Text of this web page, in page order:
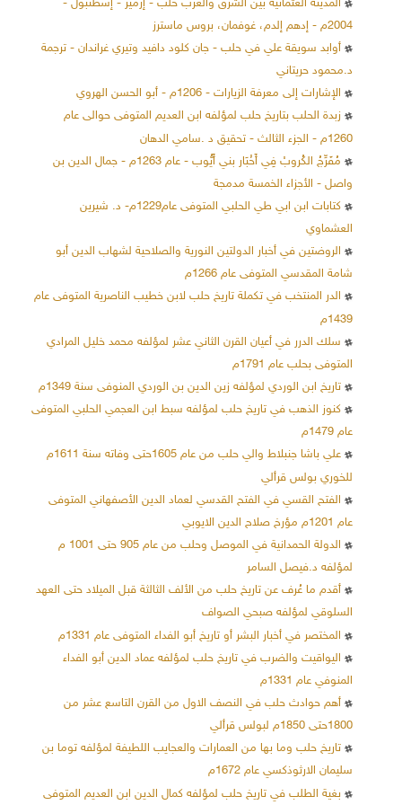
المدينة العثمانية بين الشرق والغرب حلب - إزمير - إسطنبول -
2004م - إدهم إلدم، غوفمان، بروس ماسترز
أوابد سويقة علي في حلب - جان كلود دافيد وتيري غراندان - ترجمة
د.محمود حريتاني
الإشارات إلى معرفة الزيارات - 1206م - أبو الحسن الهروي
زبدة الحلب بتاريخ حلب لمؤلفه ابن العديم المتوفى حوالى عام
1260م - الجزء الثالث - تحقيق د .سامي الدهان
مُفَرِّجُ الكُروبْ فِي أَخْبَار بني أَيُّوب - عام 1263م - جمال الدين بن
واصل - الأجزاء الخمسة مدمجة
كتابات ابن ابي طي الحلبي المتوفى عام1229م- د. شيرين
العشماوي
الروضتين في أخبار الدولتين النورية والصلاحية لشهاب الدين أبو
شامة المقدسي المتوفى عام 1266م
الدر المنتخب في تكملة تاريخ حلب لابن خطيب الناصرية المتوفى عام
1439م
سلك الدرر في أعيان القرن الثاني عشر لمؤلفه محمد خليل المرادي
المتوفى بحلب عام 1791م
تاريخ ابن الوردي لمؤلفه زين الدين بن الوردي المنوفى سنة 1349م
كنوز الذهب في تاريخ حلب لمؤلفه سبط ابن العجمي الحلبي المتوفى
عام 1479م
علي باشا جنبلاط والي حلب من عام 1605حتى وفاته سنة 1611م
للخوري بولس قرألي
الفتح القسي في الفتح القدسي لعماد الدين الأصفهاني المتوفى
عام 1201م مؤرخ صلاح الدين الايوبي
الدولة الحمدانية في الموصل وحلب من عام 905 حتى 1001 م
لمؤلفه د.فيصل السامر
أقدم ما عُرف عن تاريخ حلب من الألف الثالثة قبل الميلاد حتى العهد
السلوقي لمؤلفه صبحي الصواف
المختصر في أخبار البشر أو تاريخ أبو الفداء المتوفى عام 1331م
اليواقيت والضرب في تاريخ حلب لمؤلفه عماد الدين أبو الفداء
المنوفي عام 1331م
أهم حوادث حلب في النصف الاول من القرن التاسع عشر من
1800حتى 1850م لبولس قرألي
تاريخ حلب وما بها من العمارات والعجايب اللطيفة لمؤلفه توما بن
سليمان الارثوذكسي عام 1672م
بغية الطلب في تاريخ حلب لمؤلفه كمال الدين ابن العديم المتوفى